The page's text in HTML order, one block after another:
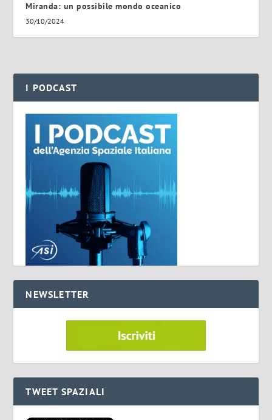
Miranda: un possibile mondo oceanico
30/10/2024
I PODCAST
NEWSLETTER
TWEET SPAZIALI